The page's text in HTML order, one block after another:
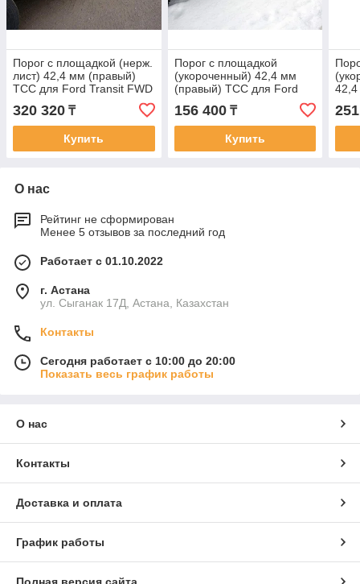
Порог с площадкой (нерж.
лист) 42,4 мм (правый)
ТСС для Ford Transit FWD
320 320 ₸
Купить
Порог с площадкой
(укороченный) 42,4 мм
(правый) ТСС для Ford
Transit FWD L2 2013-
156 400₸
Купить
О нас
Рейтинг не сформирован
Менее 5 отзывов за последний год
Работает с 01.10.2022
г. Астана
ул. Сыганак 17Д, Астана, Казахстан
Контакты
Сегодня работает с 10:00 до 20:00
Показать весь график работы
О нас
Контакты
Доставка и оплата
График работы